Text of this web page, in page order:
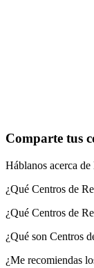
Comparte tus
Háblanos acerca de
¿Qué Centros de
¿Qué Centros de
¿Qué son Centros
¿Me recomiendas